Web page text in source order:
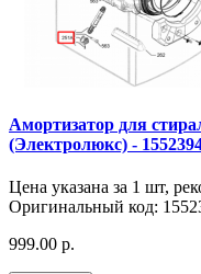
Амортизатор для
(Электролюкс) -
Цена указана за 1 шт,
Оригинальный код:
999.00 р.